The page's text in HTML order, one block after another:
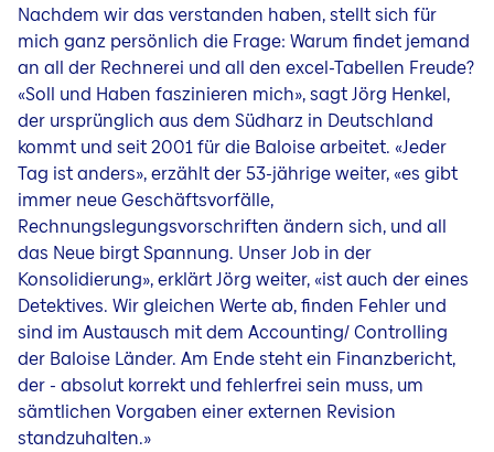
Nachdem wir das verstanden haben, stellt sich für
mich ganz persönlich die Frage: Warum findet jemand
an all der Rechnerei und all den excel-Tabellen Freude?
«Soll und Haben faszinieren mich», sagt Jörg Henkel,
der ursprünglich aus dem Südharz in Deutschland
kommt und seit 2001 für die Baloise arbeitet. «Jeder
Tag ist anders», erzählt der 53-jährige weiter, «es gibt
immer neue Geschäftsvorfälle,
Rechnungslegungsvorschriften ändern sich, und all
das Neue birgt Spannung. Unser Job in der
Konsolidierung», erklärt Jörg weiter, «ist auch der eines
Detektives. Wir gleichen Werte ab, finden Fehler und
sind im Austausch mit dem Accounting/ Controlling
der Baloise Länder. Am Ende steht ein Finanzbericht,
der - absolut korrekt und fehlerfrei sein muss, um
sämtlichen Vorgaben einer externen Revision
standzuhalten.»